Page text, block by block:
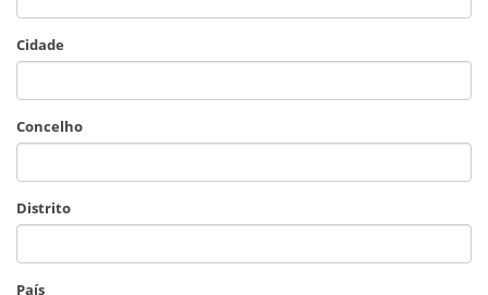
Cidade
Concelho
Distrito
País